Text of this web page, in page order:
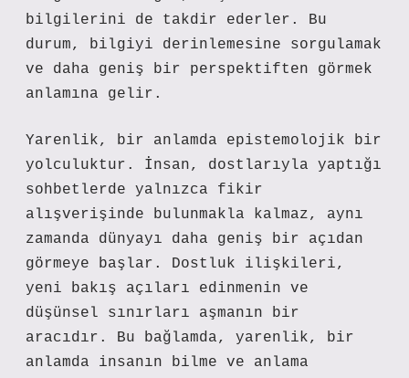
bilgilerini de takdir ederler. Bu
durum, bilgiyi derinlemesine sorgulamak
ve daha geniş bir perspektiften görmek
anlamına gelir.
Yarenlik, bir anlamda epistemolojik bir
yolculuktur. İnsan, dostlarıyla yaptığı
sohbetlerde yalnızca fikir
alışverişinde bulunmakla kalmaz, aynı
zamanda dünyayı daha geniş bir açıdan
görmeye başlar. Dostluk ilişkileri,
yeni bakış açıları edinmenin ve
düşünsel sınırları aşmanın bir
aracıdır. Bu bağlamda, yarenlik, bir
anlamda insanın bilme ve anlama